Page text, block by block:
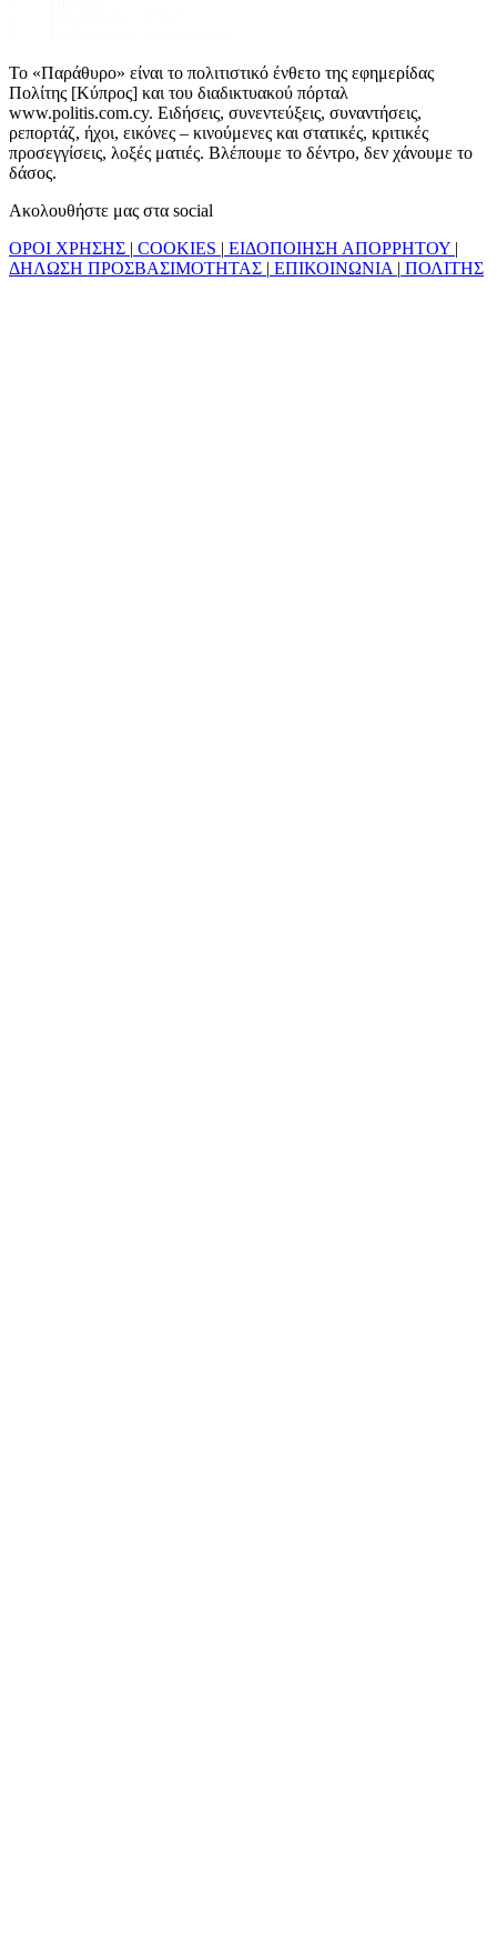
Το «Παράθυρο» είναι το πολιτιστικό ένθετο της εφημερίδας
Πολίτης [Κύπρος] και του διαδικτυακού πόρταλ
www.politis.com.cy. Ειδήσεις, συνεντεύξεις, συναντήσεις,
ρεπορτάζ, ήχοι, εικόνες – κινούμενες και στατικές, κριτικές
προσεγγίσεις, λοξές ματιές. Βλέπουμε το δέντρο, δεν χάνουμε το
δάσος.
Ακολουθήστε μας στα social
ΟΡΟΙ ΧΡΗΣΗΣ | COOKIES | ΕΙΔΟΠΟΙΗΣΗ ΑΠΟΡΡΗΤΟΥ |
ΔΗΛΩΣΗ ΠΡΟΣΒΑΣΙΜΟΤΗΤΑΣ | ΕΠΙΚΟΙΝΩΝΙΑ | ΠΟΛΙΤΗΣ